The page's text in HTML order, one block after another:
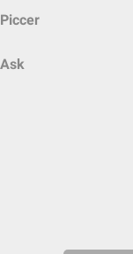
Piccer
Ask